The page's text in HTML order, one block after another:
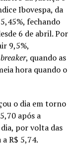
Ibovespa, da
fechando
6 de abril. Por
9,5%,
, quando as
hora quando o
o dia em torno
após a
por volta das
R$ 5,74.